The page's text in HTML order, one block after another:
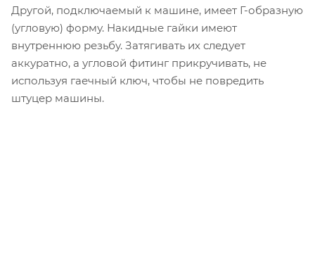
Другой, подключаемый к машине, имеет Г-образную
(угловую) форму. Накидные гайки имеют
внутреннюю резьбу. Затягивать их следует
аккуратно, а угловой фитинг прикручивать, не
используя гаечный ключ, чтобы не повредить
штуцер машины.